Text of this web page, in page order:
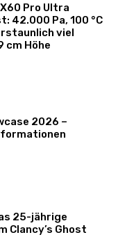
Pro Ultra
42.000 Pa, 100 °C
viel
cm Höhe
2026 –
25-jährige
Clancy’s Ghost